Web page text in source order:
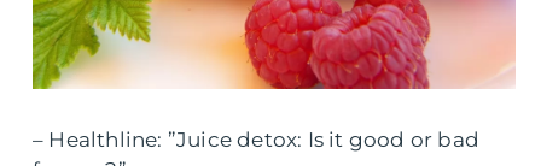
– Healthline: ”Juice detox: Is it good or bad